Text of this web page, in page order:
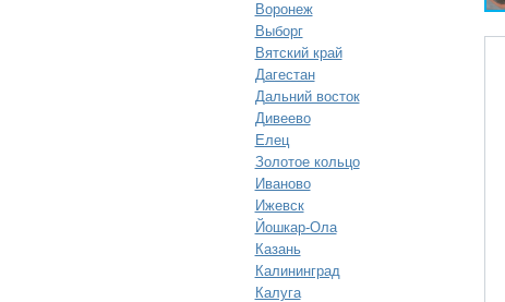
Воронеж
Выборг
Вятский край
Дагестан
Дальний восток
Дивеево
Елец
Золотое кольцо
Иваново
Ижевск
Йошкар-Ола
Казань
Калининград
Калуга